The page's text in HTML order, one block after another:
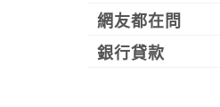
網友都在問
銀行貸款